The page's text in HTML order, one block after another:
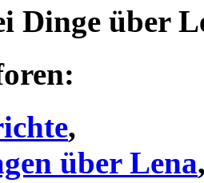
Dinge über
,
über Lena